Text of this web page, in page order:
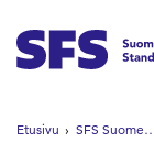
Etsi sivuilta
Etusivu SFS Suomen